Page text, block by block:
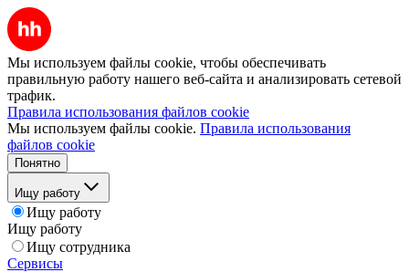
Мы используем файлы cookie, чтобы обеспечивать
правильную работу нашего веб-сайта и анализировать сетевой
трафик.
Правила использования файлов cookie
Мы используем файлы cookie. Правила использования
файлов cookie
Понятно
Ищу работу
Ищу работу
Ищу работу
Ищу сотрудника
Сервисы